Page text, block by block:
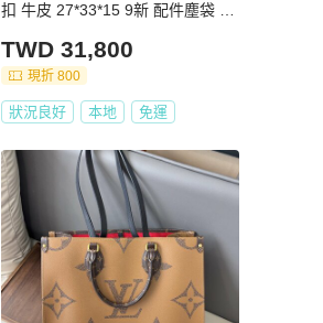
扣 牛皮 27*33*15 9新 配件塵袋 子
TWD 31,800
現折 800
狀況良好 本地 免運